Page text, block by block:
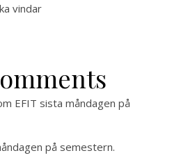
vindar
EFIT sista måndagen på
på semestern.